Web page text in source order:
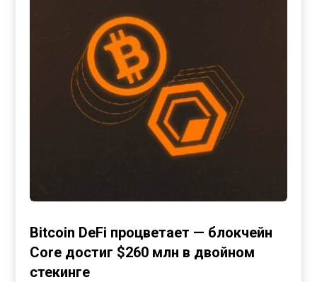
Bitcoin DeFi процветает — блокчейн
Core достиг $260 млн в двойном
стекинге